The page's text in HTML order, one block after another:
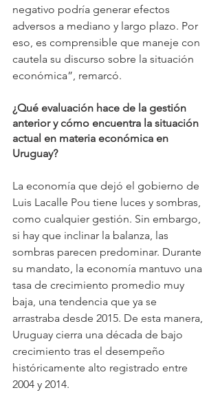
negativo podría generar efectos
adversos a mediano y largo plazo. Por
eso, es comprensible que maneje con
cautela su discurso sobre la situación
económica”, remarcó.
¿Qué evaluación hace de la gestión
anterior y cómo encuentra la situación
actual en materia económica en
Uruguay?
La economía que dejó el gobierno de
Luis Lacalle Pou tiene luces y sombras,
como cualquier gestión. Sin embargo,
si hay que inclinar la balanza, las
sombras parecen predominar. Durante
su mandato, la economía mantuvo una
tasa de crecimiento promedio muy
baja, una tendencia que ya se
arrastraba desde 2015. De esta manera,
Uruguay cierra una década de bajo
crecimiento tras el desempeño
históricamente alto registrado entre
2004 y 2014.